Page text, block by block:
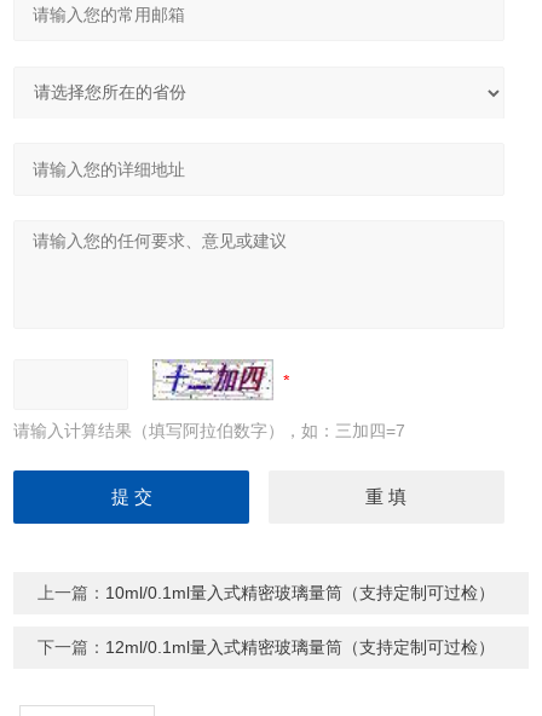
请输入计算结果（填写阿拉伯数字），如：三加四=7
上一篇： 10ml/0.1ml量入式精密玻璃量筒（支持定制可过检）
下一篇： 12ml/0.1ml量入式精密玻璃量筒（支持定制可过检）